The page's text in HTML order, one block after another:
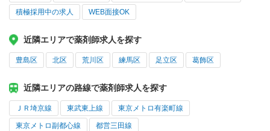
積極採用中の求人 WEB面接OK
近隣エリアで薬剤師求人を探す
豊島区 北区 荒川区 練馬区 足立区 葛飾区
近隣エリアの路線で薬剤師求人を探す
ＪＲ埼京線 東武東上線 東京メトロ有楽町線
東京メトロ副都心線 都営三田線